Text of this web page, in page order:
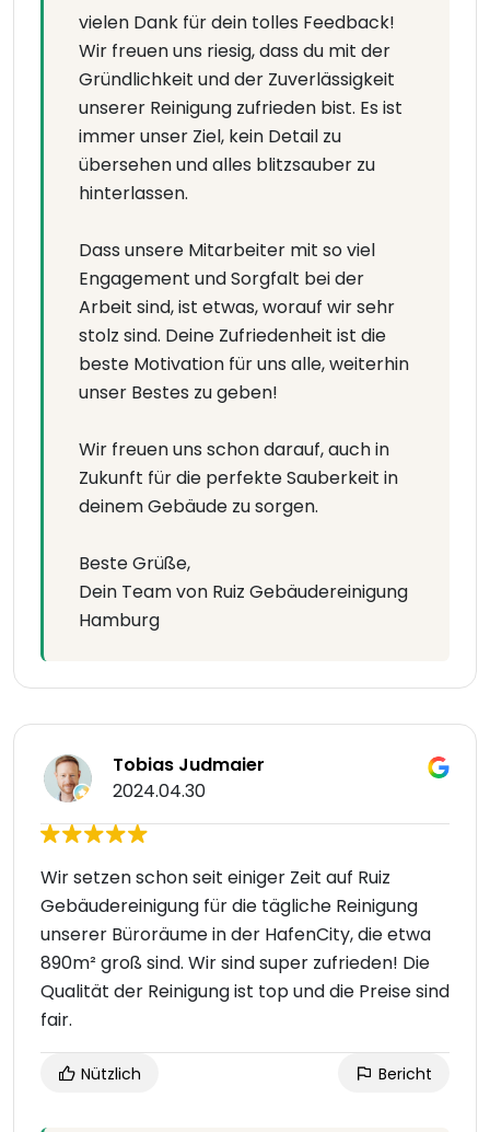
vielen Dank für dein tolles Feedback!
Wir freuen uns riesig, dass du mit der
Gründlichkeit und der Zuverlässigkeit
unserer Reinigung zufrieden bist. Es ist
immer unser Ziel, kein Detail zu
übersehen und alles blitzsauber zu
hinterlassen.
Dass unsere Mitarbeiter mit so viel
Engagement und Sorgfalt bei der
Arbeit sind, ist etwas, worauf wir sehr
stolz sind. Deine Zufriedenheit ist die
beste Motivation für uns alle, weiterhin
unser Bestes zu geben!
Wir freuen uns schon darauf, auch in
Zukunft für die perfekte Sauberkeit in
deinem Gebäude zu sorgen.
Beste Grüße,
Dein Team von Ruiz Gebäudereinigung
Hamburg
Tobias Judmaier
2024.04.30
Wir setzen schon seit einiger Zeit auf Ruiz
Gebäudereinigung für die tägliche Reinigung
unserer Büroräume in der HafenCity, die etwa
890m² groß sind. Wir sind super zufrieden! Die
Qualität der Reinigung ist top und die Preise sind
fair.
Nützlich Bericht